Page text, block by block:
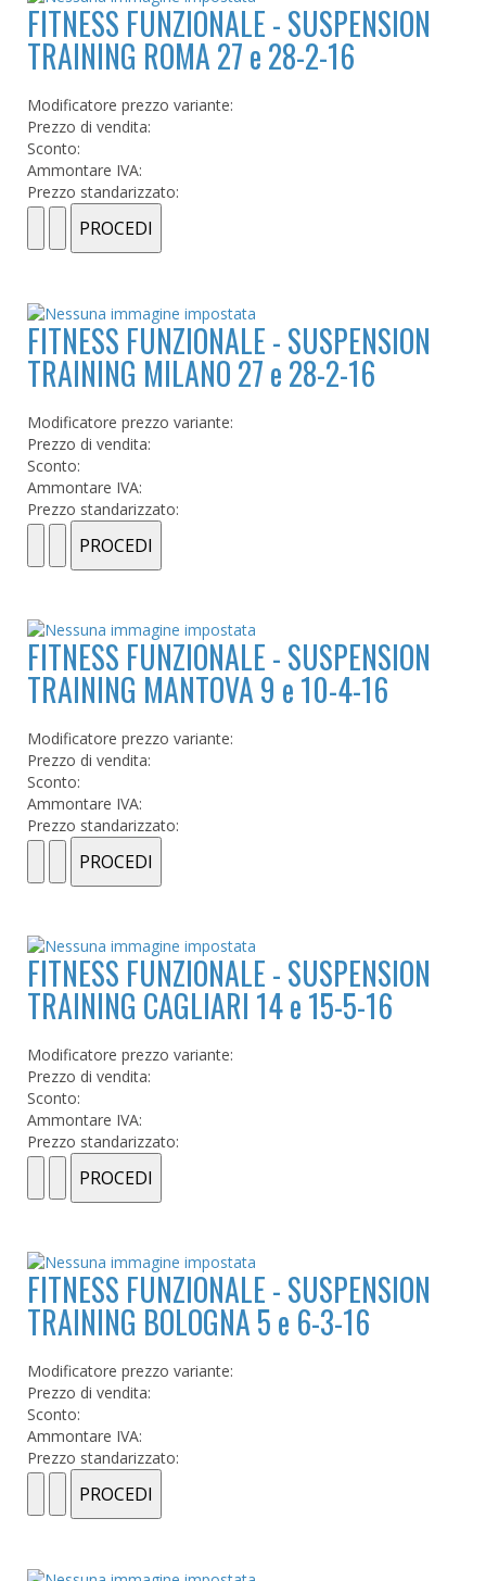
FITNESS FUNZIONALE - SUSPENSION
TRAINING ROMA 27 e 28-2-16
Modificatore prezzo variante:
Prezzo di vendita:
Sconto:
Ammontare IVA:
Prezzo standarizzato:
FITNESS FUNZIONALE - SUSPENSION
TRAINING MILANO 27 e 28-2-16
Modificatore prezzo variante:
Prezzo di vendita:
Sconto:
Ammontare IVA:
Prezzo standarizzato:
FITNESS FUNZIONALE - SUSPENSION
TRAINING MANTOVA 9 e 10-4-16
Modificatore prezzo variante:
Prezzo di vendita:
Sconto:
Ammontare IVA:
Prezzo standarizzato:
FITNESS FUNZIONALE - SUSPENSION
TRAINING CAGLIARI 14 e 15-5-16
Modificatore prezzo variante:
Prezzo di vendita:
Sconto:
Ammontare IVA:
Prezzo standarizzato:
FITNESS FUNZIONALE - SUSPENSION
TRAINING BOLOGNA 5 e 6-3-16
Modificatore prezzo variante:
Prezzo di vendita:
Sconto:
Ammontare IVA:
Prezzo standarizzato: